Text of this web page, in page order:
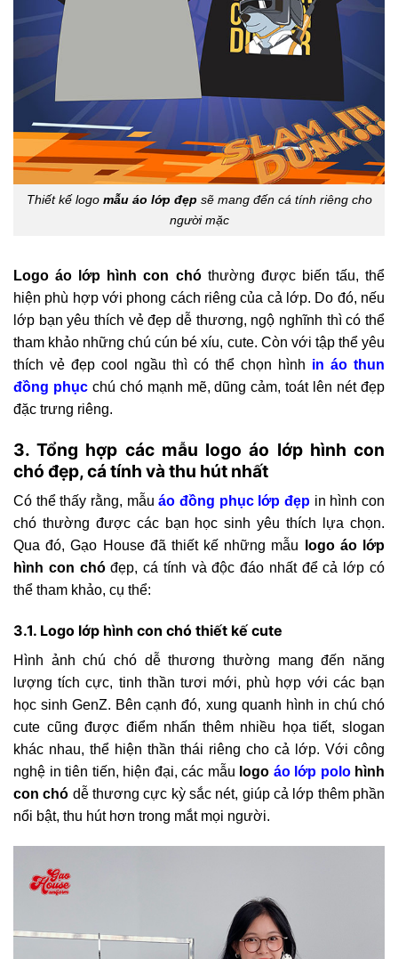
Thiết kế logo mẫu áo lớp đẹp sẽ mang đến cá tính riêng cho
người mặc
Logo áo lớp hình con chó thường được biến tấu, thể
hiện phù hợp với phong cách riêng của cả lớp. Do đó, nếu
lớp bạn yêu thích vẻ đẹp dễ thương, ngộ nghĩnh thì có thể
tham khảo những chú cún bé xíu, cute. Còn với tập thể yêu
thích vẻ đẹp cool ngầu thì có thể chọn hình in áo thun
đồng phục chú chó mạnh mẽ, dũng cảm, toát lên nét đẹp
đặc trưng riêng.
3. Tổng hợp các mẫu logo áo lớp hình con
chó đẹp, cá tính và thu hút nhất
Có thể thấy rằng, mẫuáo đồng phục lớp đẹp in hình con
chó thường được các bạn học sinh yêu thích lựa chọn.
Qua đó, Gạo House đã thiết kế những mẫu
logo áo lớp
hình con chóđẹp, cá tính và độc đáo nhất để cả lớp có
thể tham khảo, cụ thể:
3.1. Logo lớp hình con chó thiết kế cute
Hình ảnh chú chó dễ thương thường mang đến năng
lượng tích cực, tinh thần tươi mới, phù hợp với các bạn
học sinh GenZ. Bên cạnh đó, xung quanh hình in chú chó
cute cũng được điểm nhấn thêm nhiều họa tiết, slogan
khác nhau, thể hiện thần thái riêng cho cả lớp. Với công
nghệ in tiên tiến, hiện đại, các mẫu logo áo lớp polohình
con chó dễ thương cực kỳ sắc nét, giúp cả lớp thêm phần
nổi bật, thu hút hơn trong mắt mọi người.